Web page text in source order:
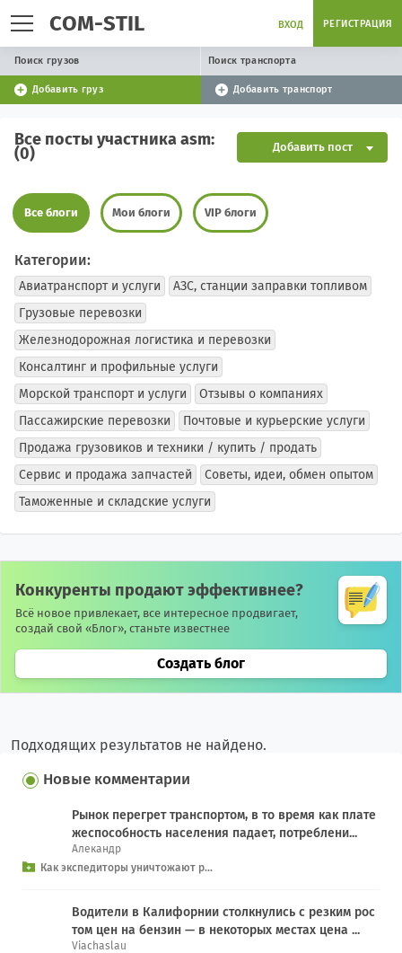
COM-STIL ВХОД РЕГИСТРАЦИЯ
Поиск грузов Поиск транспорта
Добавить груз Добавить транспорт
Все посты участника asm:
(0) Добавить пост
Все блоги Мои блоги VIP блоги
Категории:
Авиатранспорт и услуги
АЗС, станции заправки топливом
Грузовые перевозки
Железнодорожная логистика и перевозки
Консалтинг и профильные услуги
Морской транспорт и услуги
Отзывы о компаниях
Пассажирские перевозки
Почтовые и курьерские услуги
Продажа грузовиков и техники / купить / продать
Сервис и продажа запчастей
Советы, идеи, обмен опытом
Таможенные и складские услуги
Конкуренты продают эффективнее?
Всё новое привлекает, все интересное продвигает,
создай свой «Блог», станьте известнее
Создать блог
Подходящих результатов не найдено.
Новые комментарии
Рынок перегрет транспортом, в то время как плате
жеспособность населения падает, потреблени...
Алекандр
Как экспедиторы уничтожают р...
Водители в Калифорнии столкнулись с резким рос
том цен на бензин — в некоторых местах цена ...
Viachaslau